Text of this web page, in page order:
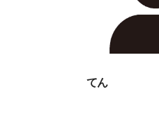
てん